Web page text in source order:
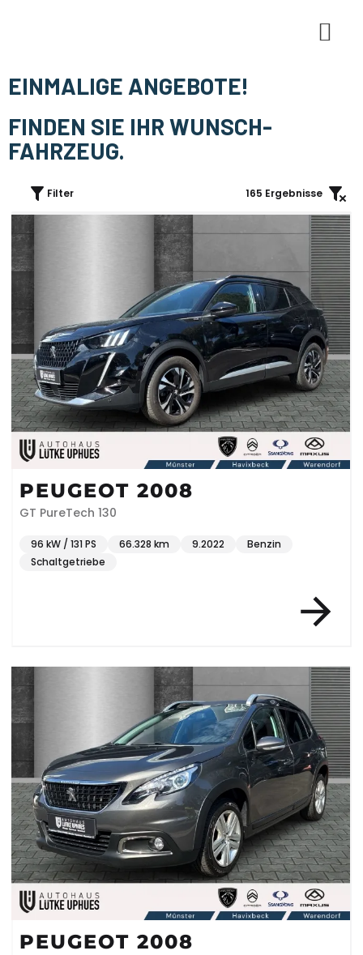
EINMALIGE ANGEBOTE!
FINDEN SIE IHR WUNSCH-
FAHRZEUG.
Filter 165 Ergebnisse
PEUGEOT 2008
GT PureTech 130
96 kW / 131 PS 66.328 km 9.2022
Benzin
Schaltgetriebe
PEUGEOT 2008